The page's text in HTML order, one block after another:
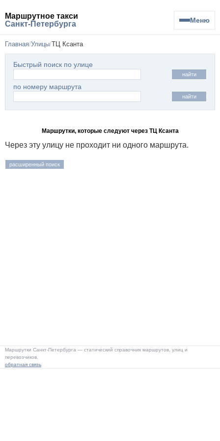
Маршрутное такси
Санкт-Петербурга
Меню
Главная Улицы ТЦ Ксанта
Быстрый поиск по улице
найти
по номеру маршрута
найти
Маршрутки, которые следуют через ТЦ Ксанта
Через эту улицу не проходит ни одного маршрута.
расширенный поиск
Маршрутки Санкт-Петербурга — статический справочник маршрутов, улиц и
перевозчиков.
обратная связь